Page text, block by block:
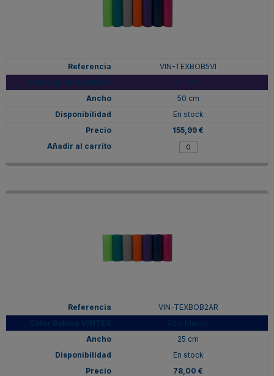
VIN-TEXBOB5VI
Violeta
50 cm
En stock
155,99 €
VIN-TEXBOB2AR
25 cm
En stock
78,00 €